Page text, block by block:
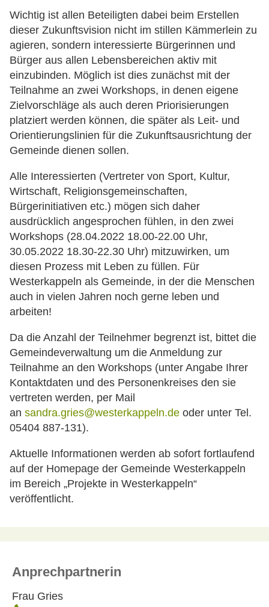
Wichtig ist allen Beteiligten dabei beim Erstellen
dieser Zukunftsvision nicht im stillen Kämmerlein zu
agieren, sondern interessierte Bürgerinnen und
Bürger aus allen Lebensbereichen aktiv mit
einzubinden. Möglich ist dies zunächst mit der
Teilnahme an zwei Workshops, in denen eigene
Zielvorschläge als auch deren Priorisierungen
platziert werden können, die später als Leit- und
Orientierungslinien für die Zukunftsausrichtung der
Gemeinde dienen sollen.
Alle Interessierten (Vertreter von Sport, Kultur,
Wirtschaft, Religionsgemeinschaften,
Bürgerinitiativen etc.) mögen sich daher
ausdrücklich angesprochen fühlen, in den zwei
Workshops (28.04.2022 18.00-22.00 Uhr,
30.05.2022 18.30-22.30 Uhr) mitzuwirken, um
diesen Prozess mit Leben zu füllen. Für
Westerkappeln als Gemeinde, in der die Menschen
auch in vielen Jahren noch gerne leben und
arbeiten!
Da die Anzahl der Teilnehmer begrenzt ist, bittet die
Gemeindeverwaltung um die Anmeldung zur
Teilnahme an den Workshops (unter Angabe Ihrer
Kontaktdaten und des Personenkreises den sie
vertreten werden, per Mail
an sandra.gries@westerkappeln.de oder unter Tel.
05404 887-131).
Aktuelle Informationen werden ab sofort fortlaufend
auf der Homepage der Gemeinde Westerkappeln
im Bereich „Projekte in Westerkappeln“
veröffentlicht.
Anprechpartnerin
Frau Gries